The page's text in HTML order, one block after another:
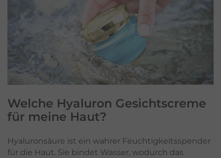
Welche Hyaluron Gesichtscreme
für meine Haut?
Hyaluronsäure ist ein wahrer Feuchtigkeitsspender
für die Haut. Sie bindet Wasser, wodurch das